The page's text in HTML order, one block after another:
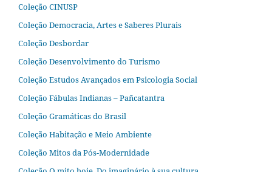
Coleção CINUSP
Coleção Democracia, Artes e Saberes Plurais
Coleção Desbordar
Coleção Desenvolvimento do Turismo
Coleção Estudos Avançados em Psicologia Social
Coleção Fábulas Indianas – Pañcatantra
Coleção Gramáticas do Brasil
Coleção Habitação e Meio Ambiente
Coleção Mitos da Pós-Modernidade